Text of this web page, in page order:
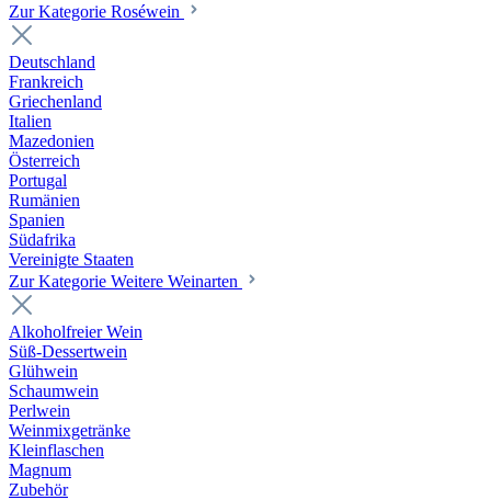
Zur Kategorie Roséwein
Deutschland
Frankreich
Griechenland
Italien
Mazedonien
Österreich
Portugal
Rumänien
Spanien
Südafrika
Vereinigte Staaten
Zur Kategorie Weitere Weinarten
Alkoholfreier Wein
Süß-Dessertwein
Glühwein
Schaumwein
Perlwein
Weinmixgetränke
Kleinflaschen
Magnum
Zubehör